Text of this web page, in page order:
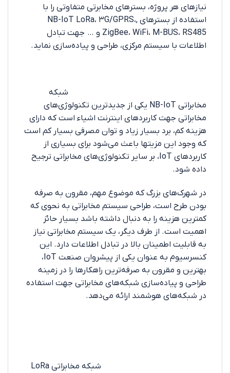
نیازهای هر پروژه، بسترهای مخابرتی متفاوتی را با
استفاده از بسترهای ,NB-IoT LoRa، ۳G/GPRS،
ZigBee، WiFi، M-BUS، RS485 و … جهت تبادل
اطلاعات با سیستم مرکزی، طراحی و پیاده‌سازی نماید.
شبکه
مخابراتی NB-IoT یکی از جدیدترین تکنولوژی‌های
مخابراتی جهت کاربردهای اینترنت اشیاء است که دارای
هزینه کم، برد بسیار زیاد و توان مصرفی بسیار کم است
که وجود این مزیتها باعث می‌شود برای بسیاری از
کاربردهای IoT، بر سایر تکنولوژی‌های مخابراتی ترجیح
داده شود.
در شهرک‌های بزرگ که موضوع مهم، مقرون به صرفه
بودن طرح است، طراحی سیستم مخابراتی به نحوی که
کمترین هزینه را به دنبال داشته باشد بسیار حائز
اهمیت است. از طرف دیگر، یک سیستم مخابراتی نیاز
به قابلیت اطمینان بالا در تبادل اطلاعات دارد. این
کنسرسیوم به عنوان یکی از پیشروان صنعت IoT،
بهترین و مقرون به صرفه‌ترین راهکارها را در زمینه
طراحی و پیاده‌سازی شبکه‌های مخابراتی جهت استفاده
در شبکه‌های هوشمند ارائه می‌دهد.
شبکه مخابراتی LoRa